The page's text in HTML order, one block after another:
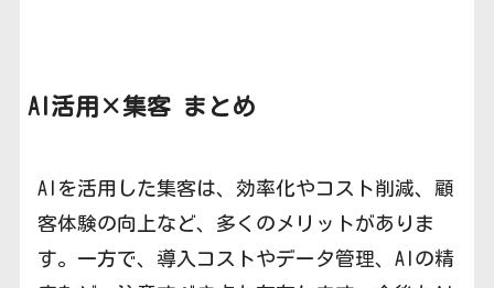
AI活用×集客 まとめ
AIを活用した集客は、効率化やコスト削減、顧
客体験の向上など、多くのメリットがありま
す。一方で、導入コストやデータ管理、AIの精